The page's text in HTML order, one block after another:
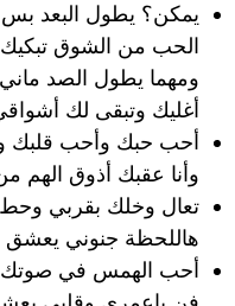
يمكن؟ يطول البعد
الحب من الشوق
ومهما يطول الصد
أغليك وتبقى لك
أحب حبك وأحب قلبك
وأنا عقبك أذوق الهم
تعال وخلك بقربي
هاللحظة جنوني يعشق
أحب الهمس في